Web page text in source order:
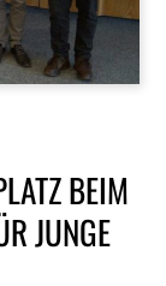
BEIM
JUNGE